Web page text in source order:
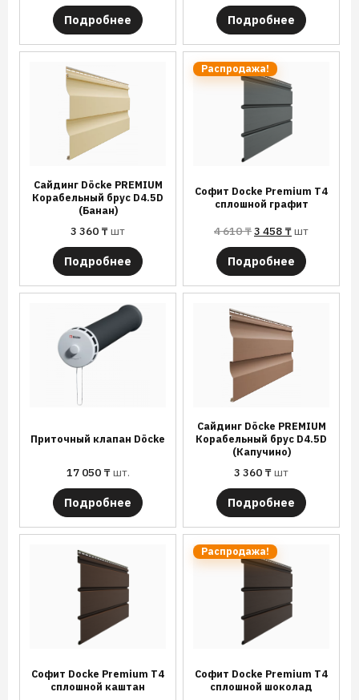
Подробнее Подробнее
Сайдинг Döcke PREMIUM
Корабельный брус D4.5D
(Банан)
3 360 ₸шт
Подробнее
Распродажа!
Софит Docke Premium T4
сплошной графит
4 610₸3 458 ₸шт
Подробнее
Приточный клапан Döcke
17 050 ₸шт.
Подробнее
Сайдинг Döcke PREMIUM
Корабельный брус D4.5D
(Капучино)
3 360 ₸шт
Подробнее
Софит Docke Premium T4
сплошной каштан
Распродажа!
Софит Docke Premium T4
сплошной шоколад